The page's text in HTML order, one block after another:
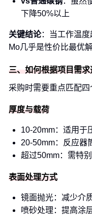
下降50%以上
关键结论：当工作温
Mo几乎是性价比最优解
三、如何根据项目需
采购时需要重点匹配四
厚度与载荷
10-20mm：适用于
20-50mm：反应器
超过50mm：需特
表面处理方式
镜面抛光：减少介
喷砂处理：提高涂